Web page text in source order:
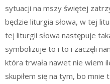
sytuacji na mszy świętej
będzie liturgia słowa, w tej
tej liturgii słowa następuje
symbolizuje to i to i zaczęli
która trwała nawet nie wiem
skupiłem się na tym, bo mnie